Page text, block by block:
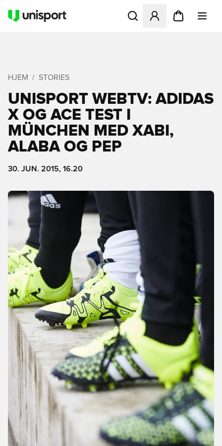
Åbner en Modal til at
HJEM STORIES
UNISPORT WEBTV: ADIDAS
X OG ACE TEST I
MÜNCHEN MED XABI,
ALABA OG PEP
30. JUN. 2015, 16.20